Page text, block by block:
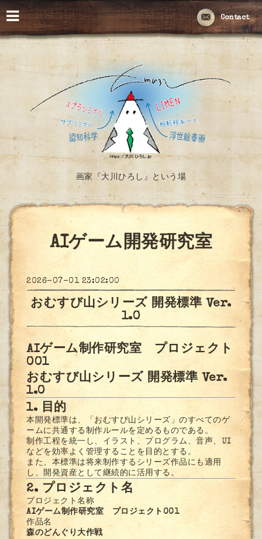
Contact
画家『大川ひろし』という場
AIゲーム開発研究室
2026-07-01 23:02:00
おむすび山シリーズ 開発標準 Ver.
1.0
AIゲーム制作研究室 プロジェクト
001
おむすび山シリーズ 開発標準 Ver.
1.0
1. 目的
本開発標準は、「おむすび山シリーズ」のすべてのゲ
ームに共通する制作ルールを定めるものである。
制作工程を統一し、イラスト、プログラム、音声、UI
などを効率よく管理することを目的とする。
また、本標準は将来制作するシリーズ作品にも適用
し、開発資産として継続的に活用する。
2. プロジェクト名
プロジェクト名称
AIゲーム制作研究室 プロジェクト001
作品名
森のどんぐり大作戦